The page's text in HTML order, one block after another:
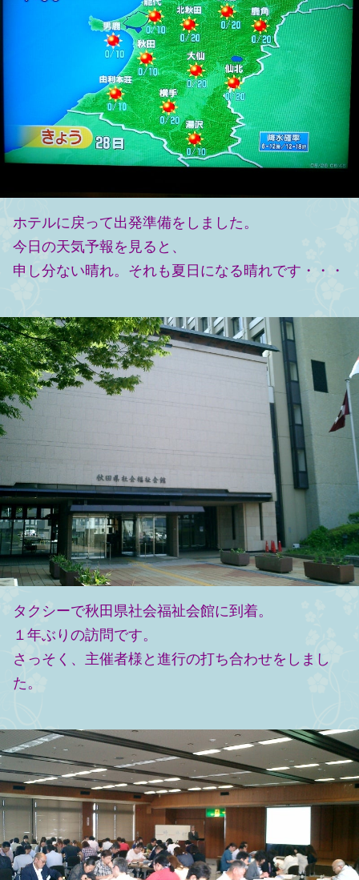
ホテルに戻って出発準備をしました。
今日の天気予報を見ると、
申し分ない晴れ。それも夏日になる晴れです・・・
タクシーで秋田県社会福祉会館に到着。
１年ぶりの訪問です。
さっそく、主催者様と進行の打ち合わせをしまし
た。